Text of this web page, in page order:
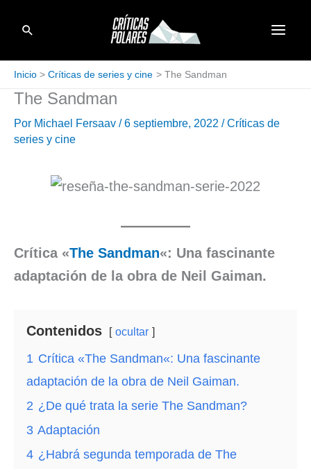
Buscar
Inicio Críticas de series y cine The Sandman
The Sandman
Por Michael Fersaav /6 septiembre, 2022 /Críticas de
series y cine
Crítica «The Sandman«: Una fascinante
adaptación de la obra de Neil Gaiman.
Contenidos ocultar
1 Crítica «The Sandman«: Una fascinante
adaptación de la obra de Neil Gaiman.
2 ¿De qué trata la serie The Sandman?
3 Adaptación
4 ¿Habrá segunda temporada de The